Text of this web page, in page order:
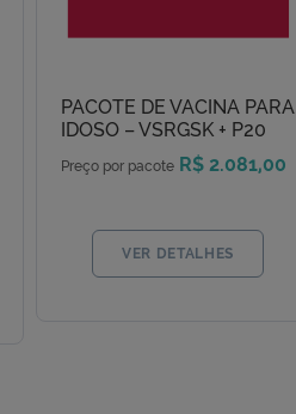
PACOTE DE VACINA PARA
IDOSO – VSRGSK + P20
Preço por pacote R$ 2.081,00
VER DETALHES